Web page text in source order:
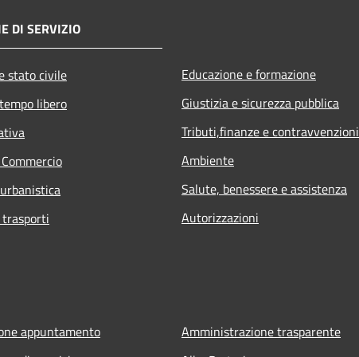
DI SERVIZIO
stato civile
libero
Educazione e formazione
Giustizia e sicurezza pubblica
Tributi,finanze e contravvenzioni
Ambiente
Salute, benessere e assistenza
Autorizzazioni
appuntamento
Amministrazione trasparente